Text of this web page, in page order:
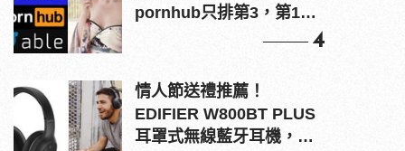
pornhub只排第3，第1名
4
情人節送禮推薦！
EDIFIER W800BT PLUS
耳罩式無線藍牙耳機，在